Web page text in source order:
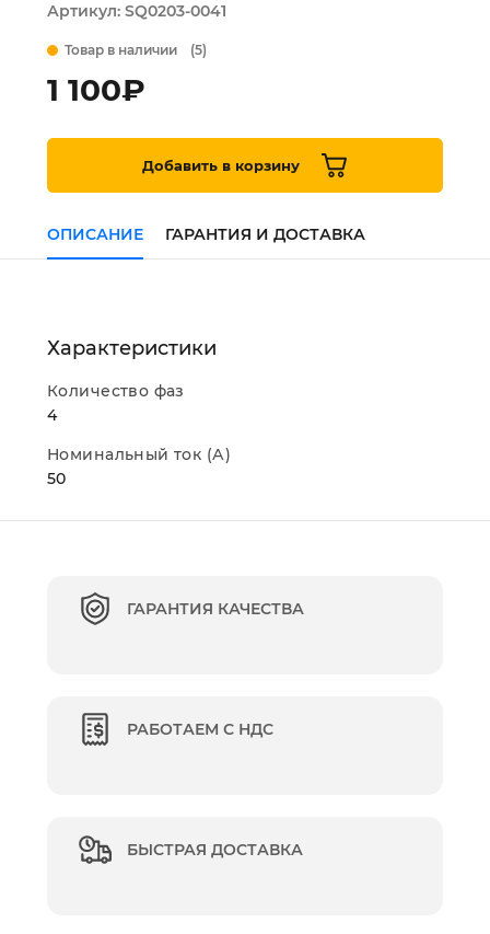
Артикул: SQ0203-0041
Товар в наличии (5)
1 100₽
Добавить в корзину
ОПИСАНИЕ ГАРАНТИЯ И ДОСТАВКА
Характеристики
Количество фаз
4
Номинальный ток (А)
50
ГАРАНТИЯ КАЧЕСТВА
РАБОТАЕМ С НДС
БЫСТРАЯ ДОСТАВКА